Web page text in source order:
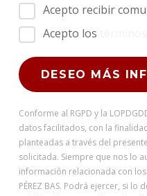
Acepto recibir
Acepto los
Conforme al RGPD y la
datos facilitados, con la
planteadas a través del
solicitada. Siempre que nos lo
información relacionada con
PÉREZ BAS. Podrá ejercer, si lo